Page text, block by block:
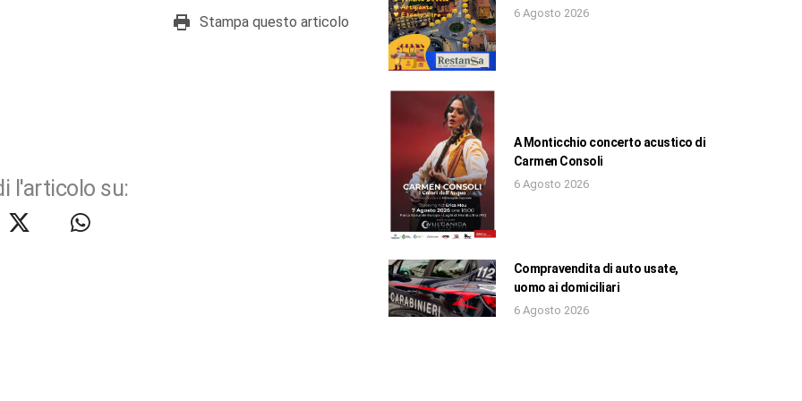
Stampa questo articolo
l'articolo su:
6 Agosto 2026
A Monticchio concerto acustico di
Carmen Consoli
6 Agosto 2026
Compravendita di auto usate,
uomo ai domiciliari
6 Agosto 2026